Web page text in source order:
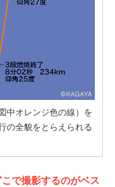
中オレンジ色の線）を
の全貌をとらえられる
で撮影するのがベス